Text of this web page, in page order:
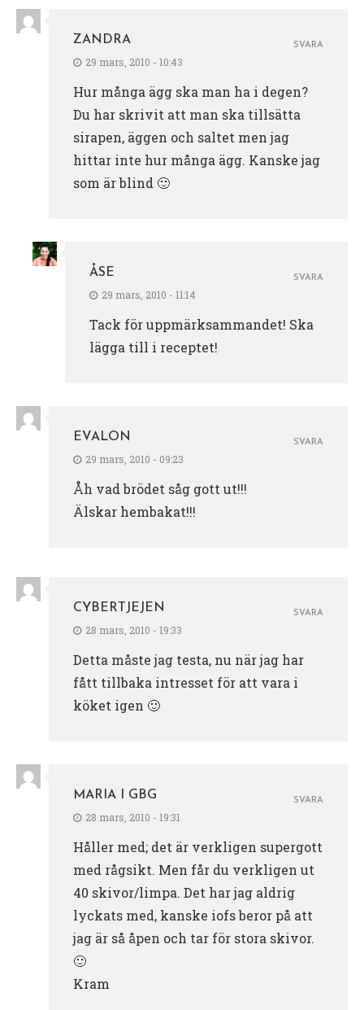
ZANDRA
29 mars, 2010 - 10:43
Hur många ägg ska man ha i degen?
Du har skrivit att man ska tillsätta
sirapen, äggen och saltet men jag
hittar inte hur många ägg. Kanske jag
som är blind 🙂
SVARA
ÅSE
29 mars, 2010 - 11:14
Tack för uppmärksammandet! Ska
lägga till i receptet!
SVARA
EVALON
29 mars, 2010 - 09:23
Åh vad brödet såg gott ut!!!
Älskar hembakat!!!
SVARA
CYBERTJEJEN
28 mars, 2010 - 19:33
Detta måste jag testa, nu när jag har
fått tillbaka intresset för att vara i
köket igen 🙂
SVARA
MARIA I GBG
28 mars, 2010 - 19:31
Håller med; det är verkligen supergott
med rågsikt. Men får du verkligen ut
40 skivor/limpa. Det har jag aldrig
lyckats med, kanske iofs beror på att
jag är så åpen och tar för stora skivor.
🙂
Kram
SVARA